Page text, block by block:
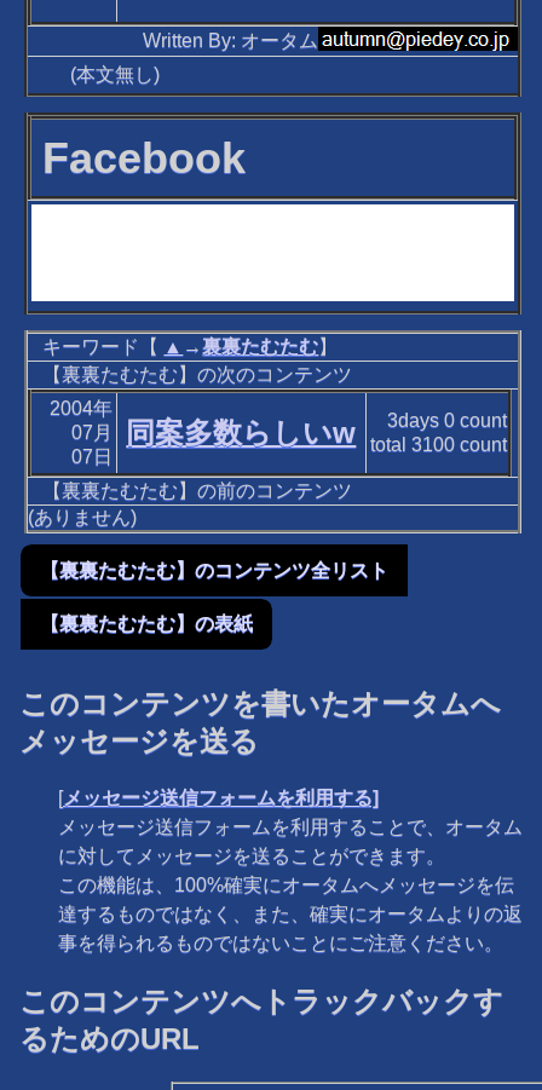
Written By: オータム
(本文無し)
Facebook
キーワード【 ▲ →裏裏たむたむ】
【裏裏たむたむ】の次のコンテンツ
2004年
07月
07日
同案多数らしいw 3days 0count
total 3100count
【裏裏たむたむ】の前のコンテンツ
(ありません)
【裏裏たむたむ】のコンテンツ全リスト
【裏裏たむたむ】の表紙
このコンテンツを書いたオータムへ
メッセージを送る
[メッセージ送信フォームを利用する]
メッセージ送信フォームを利用することで、オータム
に対してメッセージを送ることができます。
この機能は、100%確実にオータムへメッセージを伝
達するものではなく、また、確実にオータムよりの返
事を得られるものではないことにご注意ください。
このコンテンツへトラックバックす
るためのURL